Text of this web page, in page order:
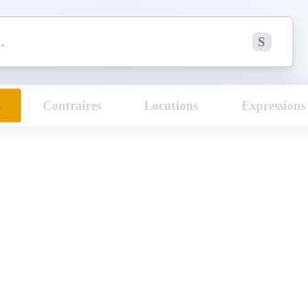
S
Contraires Locutions Expressions